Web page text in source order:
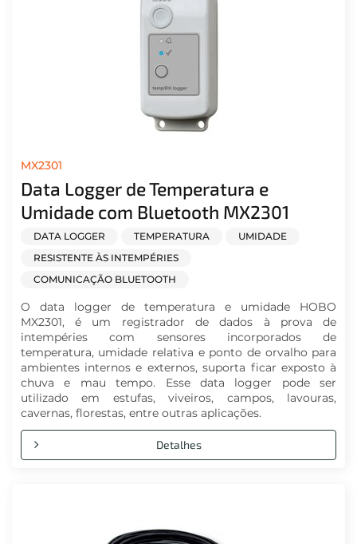
MX2301
Data Logger de Temperatura e
Umidade com Bluetooth MX2301
DATA LOGGER TEMPERATURA
UMIDADE
RESISTENTE ÀS INTEMPÉRIES
COMUNICAÇÃO BLUETOOTH
O data logger de temperatura e umidade HOBO
MX2301, é um registrador de dados à prova de
intempéries com sensores incorporados de
temperatura, umidade relativa e ponto de orvalho para
ambientes internos e externos, suporta ficar exposto à
chuva e mau tempo. Esse data logger pode ser
utilizado em estufas, viveiros, campos, lavouras,
cavernas, florestas, entre outras aplicações.
Detalhes